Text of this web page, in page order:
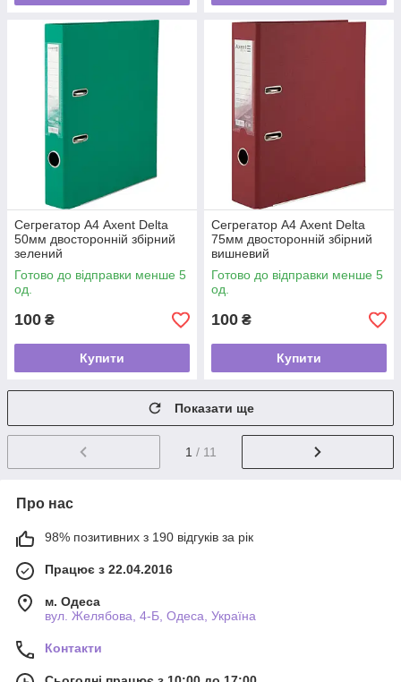
Сегрегатор А4 Axent Delta
50мм двосторонній збірний
зелений
Готово до відправки менше 5
од.
100 ₴
Купити
Сегрегатор А4 Axent Delta
75мм двосторонній збірний
вишневий
Готово до відправки менше 5
од.
100 ₴
Купити
Показати ще
1 / 11
Про нас
98% позитивних з 190 відгуків за рік
Працює з 22.04.2016
м. Одеса
вул. Желябова, 4-Б, Одеса, Україна
Контакти